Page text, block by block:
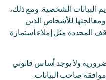
البيانات الشخصية. ومع ذلك،
للأشخاص الذين
المحددة مثل إملاء استمارة
ولا يوجد أساس قانوني
صاحب البيانات.